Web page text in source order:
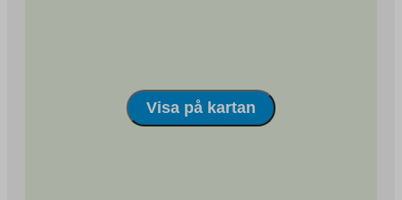
implementerats som centraliserade, delade lösningar
som betjänar hela området. Du kan läsa mer om
Visa på kartan